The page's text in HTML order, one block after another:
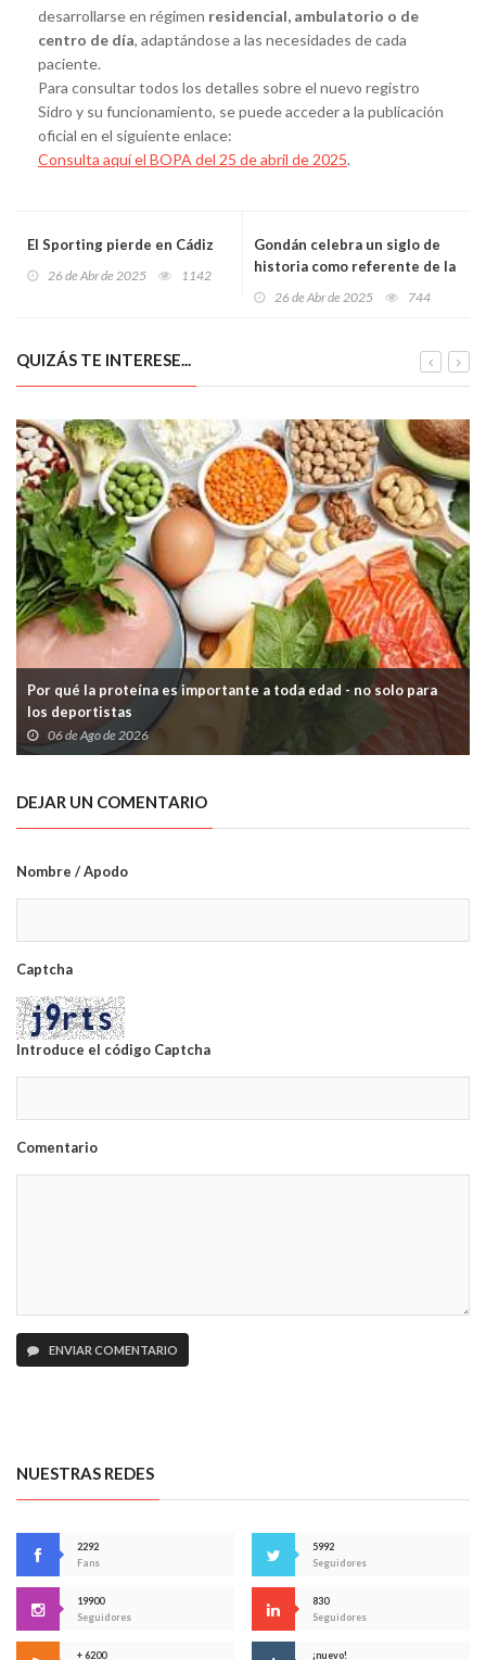
desarrollarse en régimen residencial, ambulatorio o de
centro de día, adaptándose a las necesidades de cada
paciente.
Para consultar todos los detalles sobre el nuevo registro
Sidro y su funcionamiento, se puede acceder a la publicación
oficial en el siguiente enlace:
Consulta aquí el BOPA del 25 de abril de 2025.
El Sporting pierde en Cádiz
26 de Abr de 2025 1142
Gondán celebra un siglo de
historia como referente de la
26 de Abr de 2025 744
QUIZÁS TE INTERESE...
Por qué la proteína es importante a toda edad - no solo para
los deportistas
06 de Ago de 2026
DEJAR UN COMENTARIO
Nombre / Apodo
Captcha
Introduce el código Captcha
Comentario
ENVIAR COMENTARIO
NUESTRAS REDES
2292
Fans
5992
Seguidores
19900
Seguidores
830
Seguidores
+ 6200 ¡nuevo!